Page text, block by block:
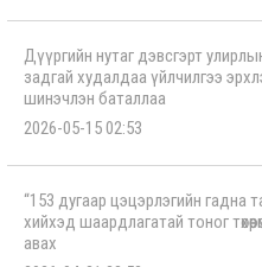
Дүүргийн нутаг дэвсгэрт
задгай худалдаа үйлчилгээ
шинэчлэн баталлаа
2026-05-15 02:53
“153 дугаар цэцэрлэгийн гадна
хийхэд шаардлагатай тоног
авах